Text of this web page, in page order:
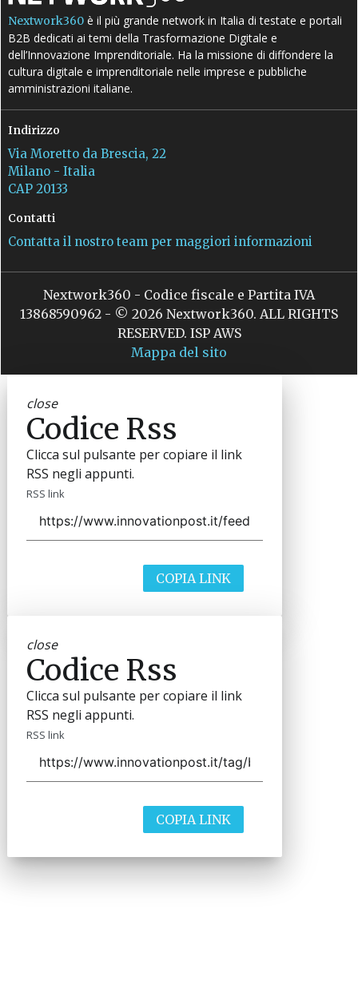
Nextwork360 è il più grande network in Italia di testate e portali
B2B dedicati ai temi della Trasformazione Digitale e
dell’Innovazione Imprenditoriale. Ha la missione di diffondere la
cultura digitale e imprenditoriale nelle imprese e pubbliche
amministrazioni italiane.
Indirizzo
Via Moretto da Brescia, 22
Milano - Italia
CAP 20133
Contatti
Contatta il nostro team per maggiori informazioni
Nextwork360 - Codice fiscale e Partita IVA
13868590962 - © 2026 Nextwork360. ALL RIGHTS
RESERVED. ISP AWS
Mappa del sito
close
Codice Rss
Clicca sul pulsante per copiare il link
RSS negli appunti.
RSS link
COPIA LINK
close
Codice Rss
Clicca sul pulsante per copiare il link
RSS negli appunti.
RSS link
COPIA LINK